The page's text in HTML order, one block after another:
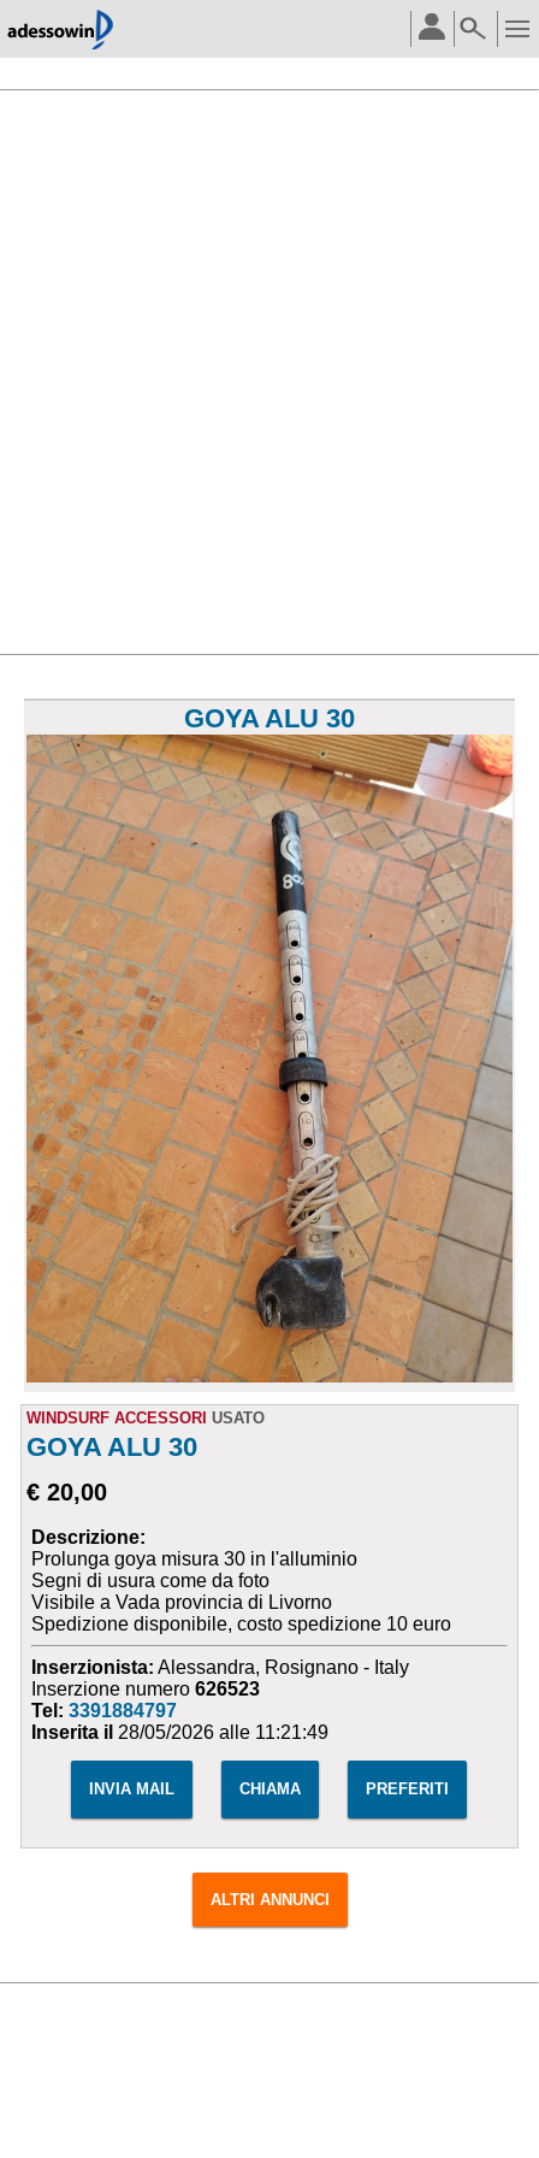
GOYA ALU 30
WINDSURF ACCESSORI USATO
GOYA ALU 30
€ 20,00
Descrizione:
Prolunga goya misura 30 in l'alluminio
Segni di usura come da foto
Visibile a Vada provincia di Livorno
Spedizione disponibile, costo spedizione 10 euro
Inserzionista: Alessandra, Rosignano - Italy
Inserzione numero626523
Tel:3391884797
Inserita il 28/05/2026 alle 11:21:49
INVIA MAIL CHIAMA PREFERITI
ALTRI ANNUNCI